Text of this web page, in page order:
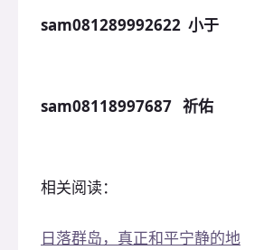
sam081289992622 小于
sam08118997687 祈佑
相关阅读：
日落群岛，真正和平宁静的地